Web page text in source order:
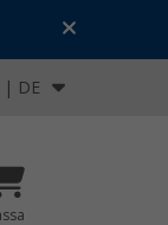
| DE